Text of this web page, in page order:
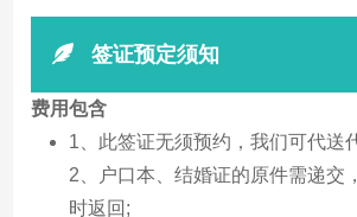
签证预定须知
费用包含
1、此签证无须预约，我们可代送
2、户口本、结婚证的原件需递交
时返回;